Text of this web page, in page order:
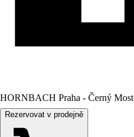
HORNBACH Praha - Černý Most
Rezervovat v prodejně